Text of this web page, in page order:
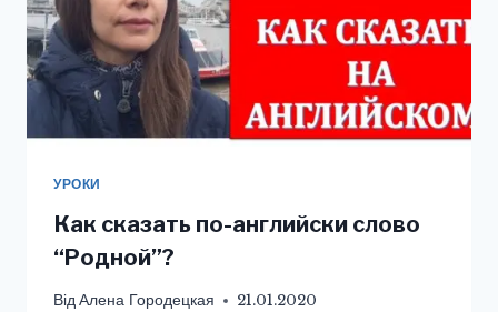
УРОКИ
Как сказать по-английски слово
“Родной”?
ВідАлена Городецкая 21.01.2020